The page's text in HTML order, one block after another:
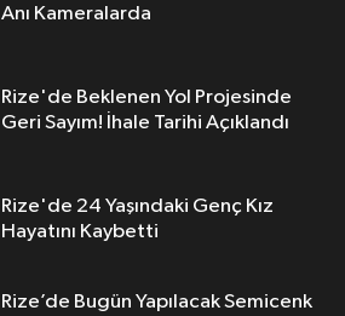
Anı Kameralarda
Rize'de Beklenen Yol Projesinde
Geri Sayım! İhale Tarihi Açıklandı
Rize'de 24 Yaşındaki Genç Kız
Hayatını Kaybetti
Rize’de Bugün Yapılacak Semicenk